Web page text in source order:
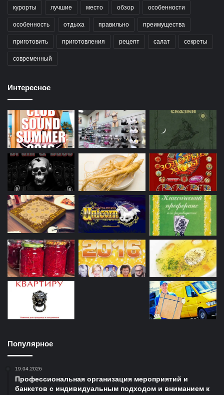
курорты лучшие место обзор особенности
особенность отдыха правильно преимущества
приготовить приготовления рецепт салат секреты
современный
Интересное
Популярное
19.04.2026
Профессиональная организация мероприятий и
банкетов с индивидуальным подходом и вниманием к